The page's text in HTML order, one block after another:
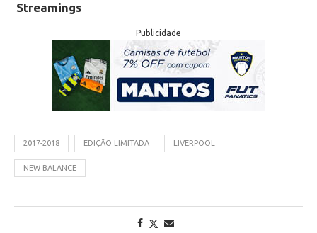
Streamings
Publicidade
2017-2018 EDIÇÃO LIMITADA LIVERPOOL
NEW BALANCE